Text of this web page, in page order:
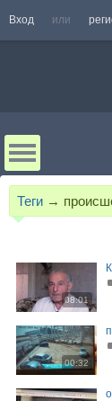
Вход или
Теги →
08:01
00:32